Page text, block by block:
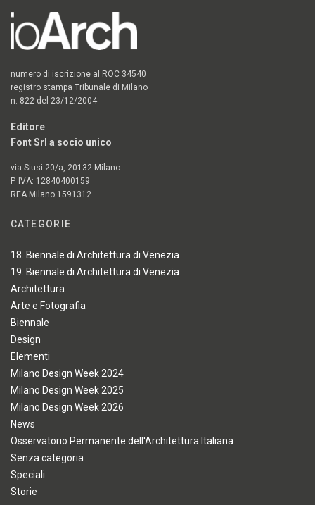
numero di iscrizione al ROC 34540
registro stampa Tribunale di Milano
n. 822 del 23/12/2004
Editore
Font Srl a socio unico
via Siusi 20/a, 20132 Milano
P. IVA: 12840400159
REA Milano 1591312
CATEGORIE
18. Biennale di Architettura di Venezia
19. Biennale di Architettura di Venezia
Architettura
Arte e Fotografia
Biennale
Design
Elementi
Milano Design Week 2024
Milano Design Week 2025
Milano Design Week 2026
News
Osservatorio Permanente dell'Architettura Italiana
Senza categoria
Speciali
Storie